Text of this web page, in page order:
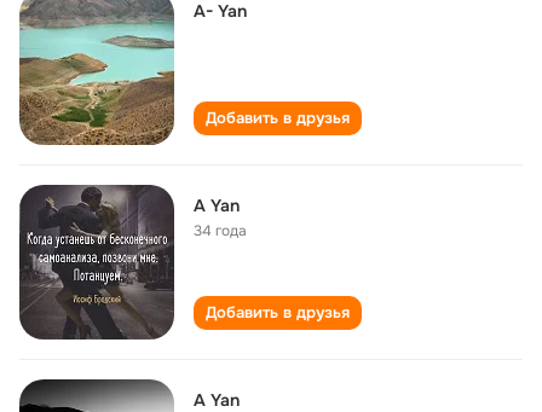
A- Yan
Добавить в друзья
A Yan
34 года
Добавить в друзья
A Yan